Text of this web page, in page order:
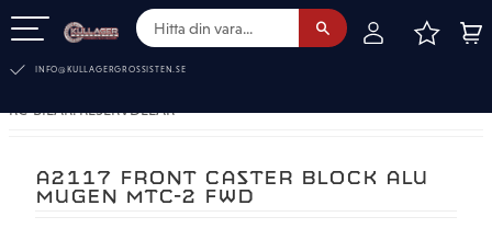
INFO@KULLAGERGROSSISTEN.SE
RC-BILAR. RESERVDELAR
A2117 FRONT CASTER BLOCK ALU
MUGEN MTC-2 FWD